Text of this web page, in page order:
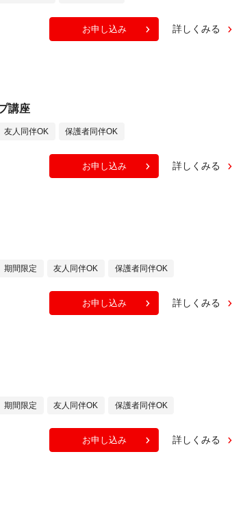
お申し込み 詳しくみる
講座
友人同伴OK 保護者同伴OK
お申し込み 詳しくみる
期間限定 友人同伴OK 保護者同伴OK
お申し込み 詳しくみる
期間限定 友人同伴OK 保護者同伴OK
お申し込み 詳しくみる